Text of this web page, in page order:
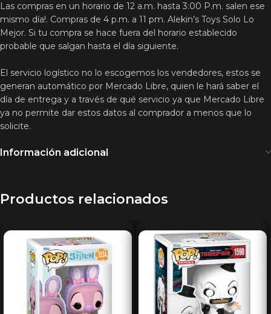
Las compras en un horario de 12 a.m. hasta 3:00 P.m. salen ese
mismo día!. Compras de 4 p.m. a 11 pm. Alekin’s Toys Solo Lo
Mejor. Si tu compra se hace fuera del horario establecido
probable que salgan hasta el día siguiente.
El servicio logístico no lo escogemos los vendedores, estos se
generan automático por Mercado Libre, quien le hará saber el
día de entrega y a través de qué servicio ya que Mercado Libre
ya no permite dar estos datos al comprador a menos que lo
solicite.
Información adicional
Productos relacionados